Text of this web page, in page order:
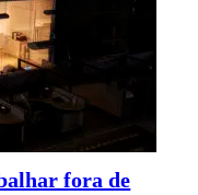
fora de